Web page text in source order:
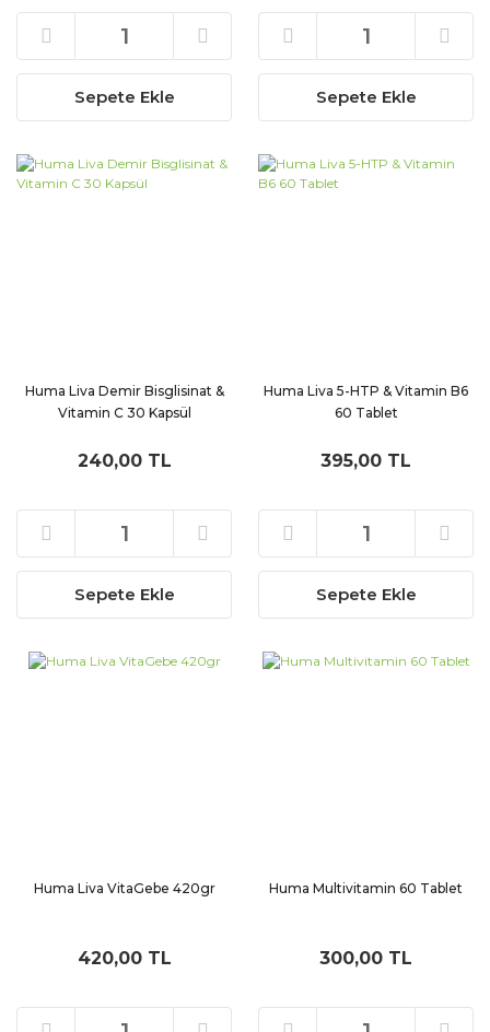
Sepete Ekle Sepete Ekle
Huma Liva Demir Bisglisinat &
Vitamin C 30 Kapsül
240,00 TL
Sepete Ekle
Huma Liva 5-HTP & Vitamin B6
60 Tablet
395,00 TL
Sepete Ekle
Huma Liva VitaGebe 420gr
420,00 TL
Huma Multivitamin 60 Tablet
300,00 TL